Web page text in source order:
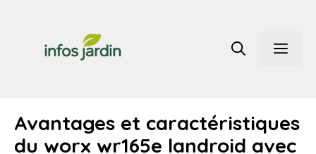
contenu
Avantages et caractéristiques
du worx wr165e landroid avec